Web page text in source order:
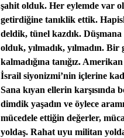
şahit olduk. Her eylemde var
getirdiğine tanıklik ettik.
deldik, tünel kazdık.
olduk, yılmadık, yılmadın.
kalmadığına tanığız.
İsrail siyonizmi’nin içlerine
Sana kıyan ellerin
dimdik yaşadın ve öylece
mücedele ettiğin değerler,
yoldaş. Rahat uyu militan